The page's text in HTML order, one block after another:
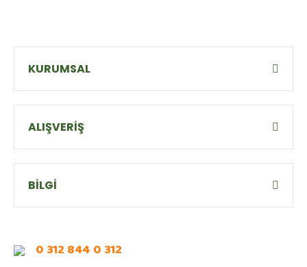
KURUMSAL
ALIŞVERİŞ
BİLGİ
0 312 844 0 312